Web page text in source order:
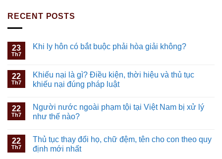
RECENT POSTS
23
Th7
Khi ly hôn có bắt buộc phải hòa giải không?
22
Th7
Khiếu nại là gì? Điều kiện, thời hiệu và thủ tục
khiếu nại đúng pháp luật
22
Th7
Người nước ngoài phạm tội tại Việt Nam bị xử lý
như thế nào?
22
Th7
Thủ tục thay đổi họ, chữ đệm, tên cho con theo quy
định mới nhất